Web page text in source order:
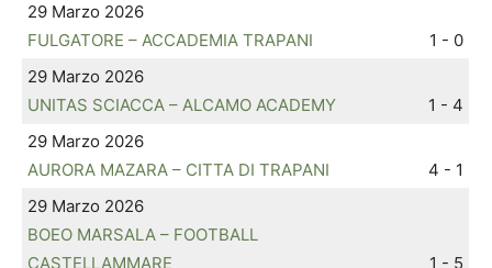
29 Marzo 2026
FULGATORE – ACCADEMIA TRAPANI
1 - 0
29 Marzo 2026
UNITAS SCIACCA – ALCAMO ACADEMY
1 - 4
29 Marzo 2026
AURORA MAZARA – CITTA DI TRAPANI
4 - 1
29 Marzo 2026
BOEO MARSALA – FOOTBALL
CASTELLAMMARE
1 - 5